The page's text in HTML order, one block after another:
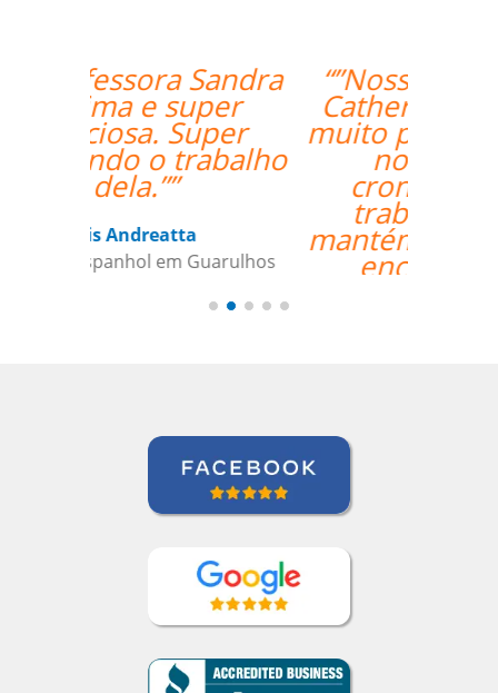
“”Nossa professora,
Catherine, tem sido
muito paciente com o
nosso louco
cronograma de
mantém envolvidos e
encorajados a
continuar o nosso
objetivo de aprender